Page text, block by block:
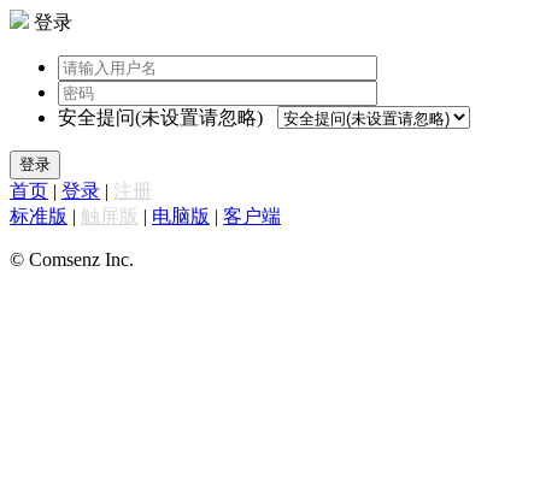
登录
安全提问(未设置请忽略)
登录
首页 | 登录 | 注册
标准版 | 触屏版 | 电脑版 | 客户端
© Comsenz Inc.